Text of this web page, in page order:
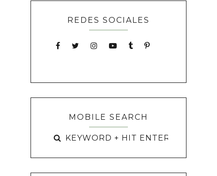
REDES SOCIALES
MOBILE SEARCH